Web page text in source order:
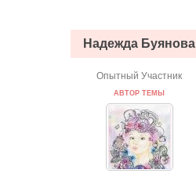
Надежда Буянова
Опытный Участник
АВТОР ТЕМЫ